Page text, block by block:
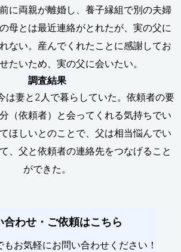
に両親が離婚し、養子縁組で別の夫婦
母とは最近連絡がとれたが、実の父に
ない。産んでくれたことに感謝してお
たいため、実の父に会いたい。
調査結果
は妻と2人で暮らしていた。依頼者の要
（依頼者）と会ってくれる気持ちでい
ほしいとのことで、父は相当悩んでい
、父と依頼者の連絡先をつなげること
ができた。
合わせ・ご依頼はこちら
もお気軽にお問い合わせください！